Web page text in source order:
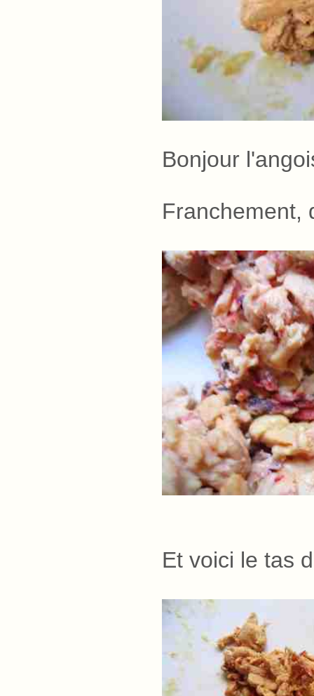
Bonjour
Franchement,
Et voici le tas